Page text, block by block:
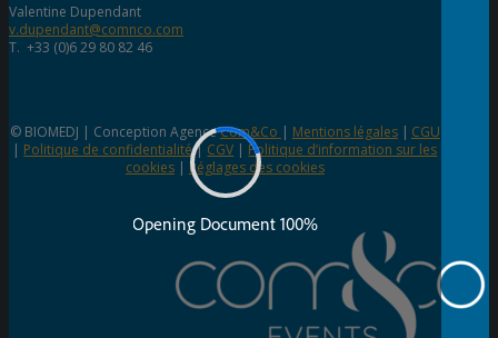
Valentine Dupendant
v.dupendant@comnco.com
T. +33 (0)6 29 80 82 46
© BIOMEDJ | Conception AgenceCom&Co | Mentions légales| CGU
| Politique de confidentialité| CGV | Politique d’information sur les
cookies| Réglages des cookies